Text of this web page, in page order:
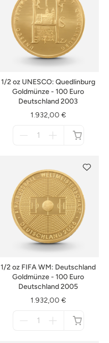
1/2 oz UNESCO: Quedlinburg
Goldmünze - 100 Euro
Deutschland 2003
1.932,00 €
1/2 oz FIFA WM: Deutschland
Goldmünze - 100 Euro
Deutschland 2005
1.932,00 €